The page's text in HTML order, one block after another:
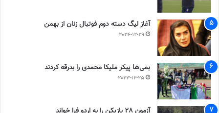
آغاز لیگ دسته دوم فوتبال زنان از بهمن
2024-12-29
بمی‌ها پیکر ملیکا محمدی را بدرقه کردند
2023-12-25
آزمون 28 بازیکن را به اردو فرا خواند